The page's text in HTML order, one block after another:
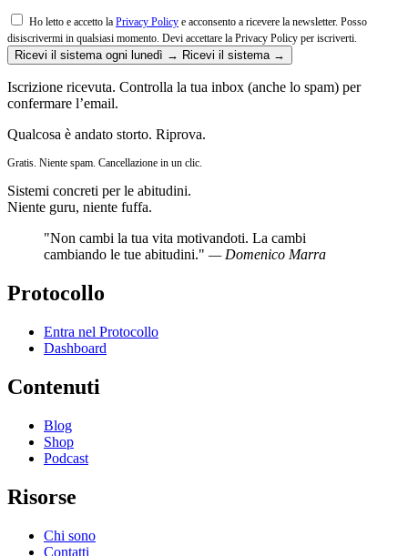
Ho letto e accetto la Privacy Policy e acconsento a ricevere la newsletter. Posso
disiscrivermi in qualsiasi momento.
Devi accettare la Privacy Policy per iscriverti.
Ricevi il sistema ogni lunedì → Ricevi il sistema →
Iscrizione ricevuta. Controlla la tua inbox (anche lo spam) per
confermare l’email.
Qualcosa è andato storto. Riprova.
Gratis. Niente spam. Cancellazione in un clic.
Sistemi concreti per le abitudini.
Niente guru, niente fuffa.
"Non cambi la tua vita motivandoti. La cambi
cambiando le tue abitudini." — Domenico Marra
Protocollo
Entra nel Protocollo
Dashboard
Contenuti
Blog
Shop
Podcast
Risorse
Chi sono
Contatti